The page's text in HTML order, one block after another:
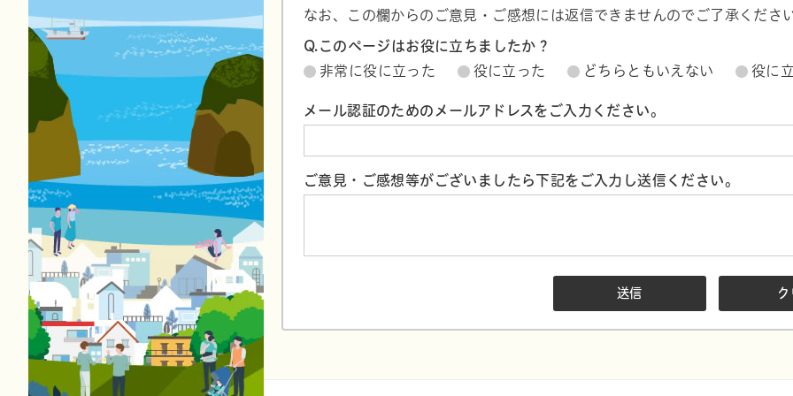
なお、この欄からのご意見・ご感想には返信できませんのでご了承ください
Q.このページはお役に立ちましたか？
非常に役に立った
役に立った どちらともいえない 役に
メール認証のためのメールアドレスをご入力ください。
ご意見・ご感想等がございましたら下記をご入力し送信ください。